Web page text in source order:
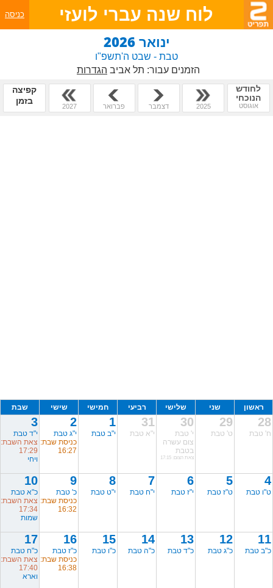
לוח שנה עברי לועזי כניסה
ינואר 2026
טבת - שבט ה'תשפ"ו
הזמנים עבור: תל אביב הגדרות
לחודש
הנוכחי
אוגוסט 2025 דצמבר פברואר 2027
קפיצה
בזמן
ראשון שני שלישי רביעי חמישי שישי שבת
28
ח' טבת
29
ט' טבת
30
י' טבת
צום עשרה
בטבת
צאת הצום: 17:15
31
י"א טבת
1
י"ב טבת
2
י"ג טבת
כניסת שבת:
16:27
3
י"ד טבת
צאת השבת:
17:29
ויחי
4
ט"ו טבת
5
ט"ז טבת
6
י"ז טבת
7
י"ח טבת
8
י"ט טבת
9
כ' טבת
כניסת שבת:
16:32
10
כ"א טבת
צאת השבת:
17:34
שמות
11
כ"ב טבת
12
כ"ג טבת
13
כ"ד טבת
14
כ"ה טבת
15
כ"ו טבת
16
כ"ז טבת
כניסת שבת:
16:38
17
כ"ח טבת
צאת השבת:
17:40
וארא